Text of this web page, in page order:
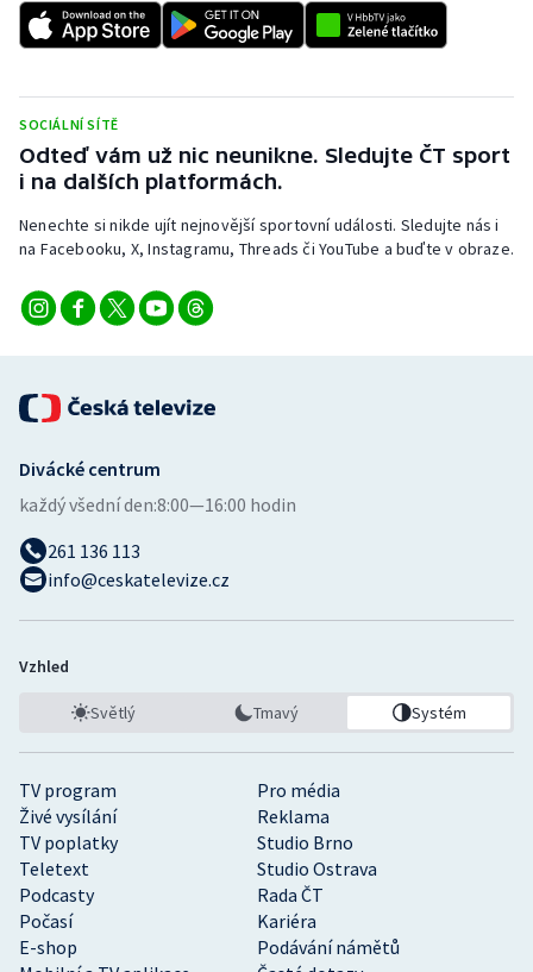
SOCIÁLNÍ SÍTĚ
Odteď vám už nic neunikne. Sledujte ČT sport
i na dalších platformách.
Nenechte si nikde ujít nejnovější sportovní události. Sledujte nás i
na Facebooku, X, Instagramu, Threads či YouTube a buďte v obraze.
TV program
Pro média
Živé vysílání
Reklama
TV poplatky
Studio Brno
Teletext
Studio Ostrava
Podcasty
Rada ČT
Počasí
Kariéra
E-shop
Podávání námětů
Divácké centrum
každý všední den:8:00—16:00 hodin
261 136 113
info@ceskatelevize.cz
Vzhled
Světlý Tmavý Systém